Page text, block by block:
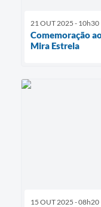
21 OUT 2025 - 10h30
Comemoração
Mira Estrela
15 OUT 2025 - 08h20